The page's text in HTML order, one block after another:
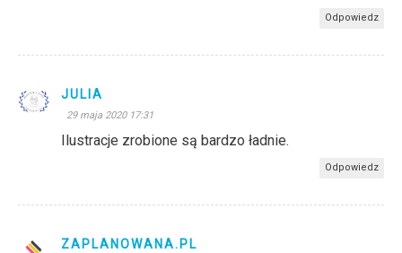
Odpowiedz
JULIA
29 maja 2020 17:31
Ilustracje zrobione są bardzo ładnie.
Odpowiedz
ZAPLANOWANA.PL